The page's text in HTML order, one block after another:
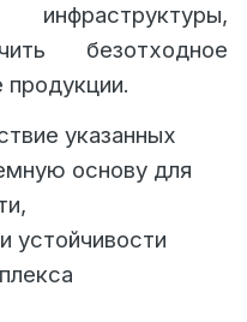
безотходное
указанных
основу для
устойчивости